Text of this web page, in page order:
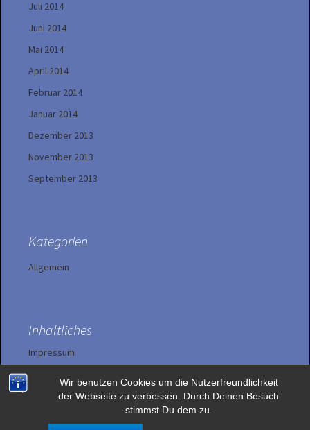
Wir benutzen Cookies um die Nutzerfreundlichkeit
der Webseite zu verbessen. Durch Deinen Besuch
stimmst Du dem zu.
Juli 2014
Juni 2014
Mai 2014
April 2014
Februar 2014
Januar 2014
Dezember 2013
November 2013
September 2013
Kategorien
Allgemein
Inhaltliches
Impressum
Datenschutzerklärung